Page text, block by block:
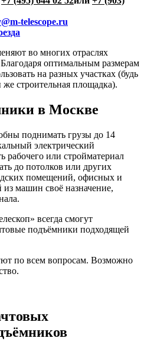
telescope.ru
во многих отраслях
оптимальным размерам
на разных участках (будь
строительная площадка).
в Москве
поднимать грузы до 14
электрический
рабочего или стройматериал
до потолков или других
помещений, офисных и
машин своё назначение,
всегда смогут
подъёмники подходящей
по всем вопросам. Возможно